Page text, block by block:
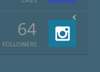
64
FOLLOWERS